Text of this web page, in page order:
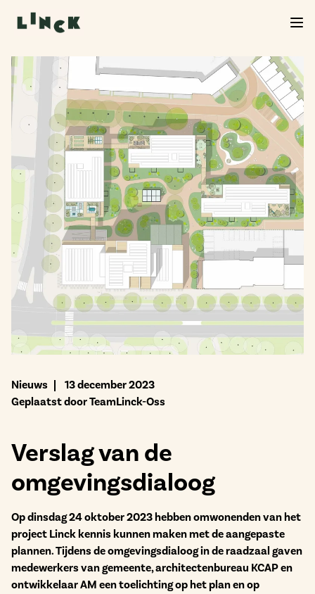
Nieuws
13 december 2023
Geplaatst door TeamLinck-Oss
Verslag van de
omgevingsdialoog
Op dinsdag 24 oktober 2023 hebben omwonenden van het
project Linck kennis kunnen maken met de aangepaste
plannen. Tijdens de omgevingsdialoog in de raadzaal gaven
medewerkers van gemeente, architectenbureau KCAP en
ontwikkelaar AM een toelichting op het plan en op
Verkoop Linck van start!
De verkoop van Linck is officieel begonnen. Neem
een kijkje in het woningaanbod, kies jouw favoriet
en start je inschrijving. We helpen je graag verder
bij de volgende stap.
Bekijk het aanbod